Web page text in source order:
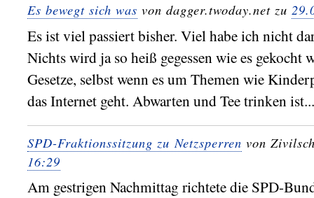
Es bewegt sich was von dagger.twoday.net zu
Es ist viel passiert bisher. Viel habe ich nicht
Nichts wird ja so heiß gegessen wie es gekocht
Gesetze, selbst wenn es um Themen wie
das Internet geht. Abwarten und Tee trinken
SPD-Fraktionssitzung zu Netzsperren von
16:29
Am gestrigen Nachmittag richtete die SPD-